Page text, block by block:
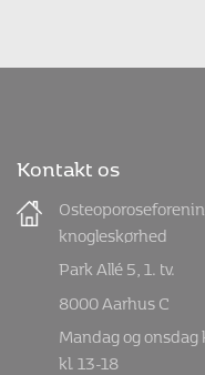
Kontakt os
knogleskørhed
Park Allé 5, 1. tv.
8000 Aarhus C
Mandag og
kl. 13-18